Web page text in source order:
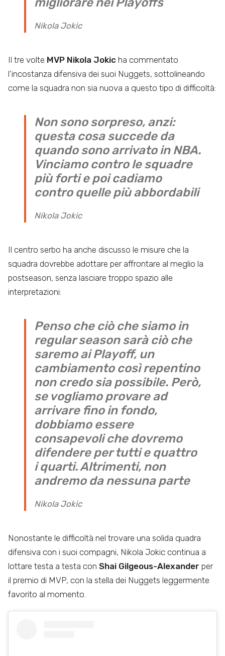
Nikola Jokic
Il tre volte MVP Nikola Jokic ha commentato
l’incostanza difensiva dei suoi Nuggets, sottolineando
come la squadra non sia nuova a questo tipo di difficoltà:
Non sono sorpreso, anzi:
questa cosa succede da
quando sono arrivato in NBA.
Vinciamo contro le squadre
più forti e poi cadiamo
contro quelle più abbordabili
Nikola Jokic
Il centro serbo ha anche discusso le misure che la
squadra dovrebbe adottare per affrontare al meglio la
postseason, senza lasciare troppo spazio alle
interpretazioni:
Penso che ciò che siamo in
regular season sarà ciò che
saremo ai Playoff, un
cambiamento così repentino
non credo sia possibile. Però,
se vogliamo provare ad
arrivare fino in fondo,
dobbiamo essere
consapevoli che dovremo
difendere per tutti e quattro
i quarti. Altrimenti, non
andremo da nessuna parte
Nikola Jokic
Nonostante le difficoltà nel trovare una solida quadra
difensiva con i suoi compagni, Nikola Jokic continua a
lottare testa a testa con Shai Gilgeous-Alexander per
il premio di MVP, con la stella dei Nuggets leggermente
favorito al momento.